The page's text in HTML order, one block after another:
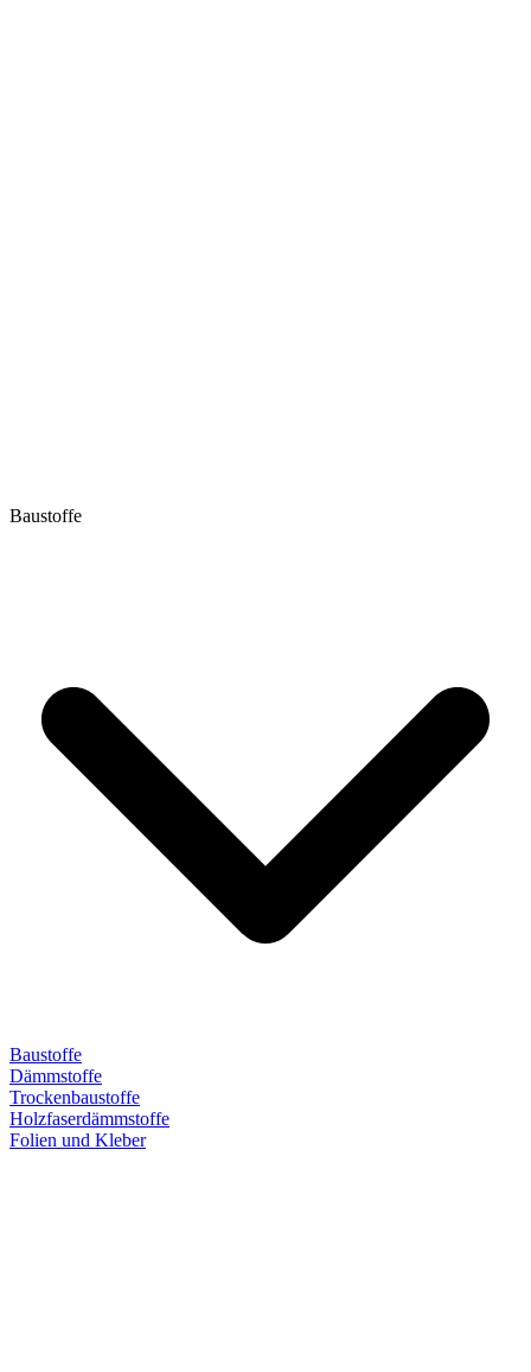
Baustoffe
Baustoffe
Dämmstoffe
Trockenbaustoffe
Holzfaserdämmstoffe
Folien und Kleber